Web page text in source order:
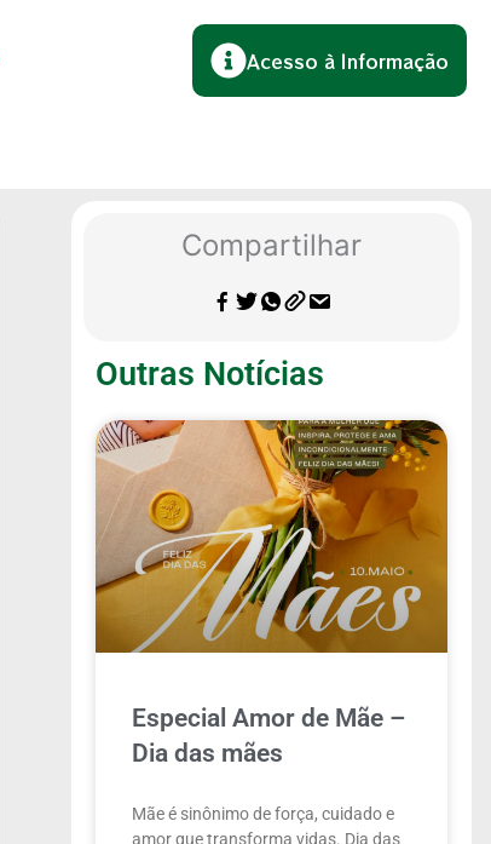
Acesso à Informação
Compartilhar
Outras Notícias
Especial Amor de Mãe –
Dia das mães
Mãe é sinônimo de força, cuidado e
amor que transforma vidas. Dia das